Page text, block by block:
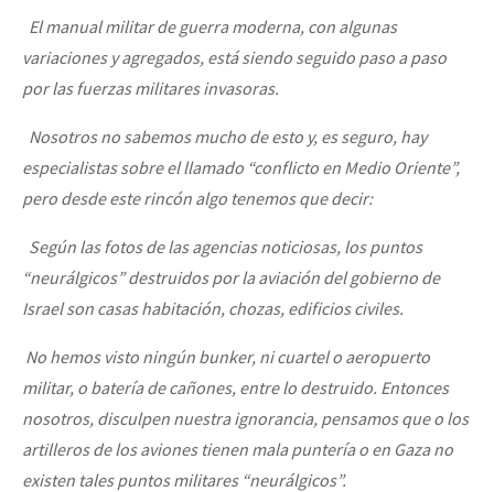
El manual militar de guerra moderna, con algunas
variaciones y agregados, está siendo seguido paso a paso
por las fuerzas militares invasoras.
Nosotros no sabemos mucho de esto y, es seguro, hay
especialistas sobre el llamado “conflicto en Medio Oriente”,
pero desde este rincón algo tenemos que decir:
Según las fotos de las agencias noticiosas, los puntos
“neurálgicos” destruidos por la aviación del gobierno de
Israel son casas habitación, chozas, edificios civiles.
No hemos visto ningún bunker, ni cuartel o aeropuerto
militar, o batería de cañones, entre lo destruido. Entonces
nosotros, disculpen nuestra ignorancia, pensamos que o los
artilleros de los aviones tienen mala puntería o en Gaza no
existen tales puntos militares “neurálgicos”.